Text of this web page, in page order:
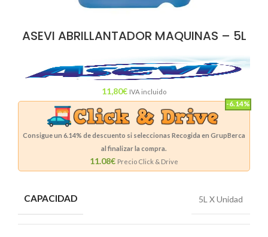
ASEVI ABRILLANTADOR MAQUINAS – 5L
11,80€ IVA incluido
-6.14%
Consigue un 6.14% de descuento si seleccionas Recogida en GrupBerca
al finalizar la compra.
11.08€ Precio Click & Drive
CAPACIDAD 5L X Unidad